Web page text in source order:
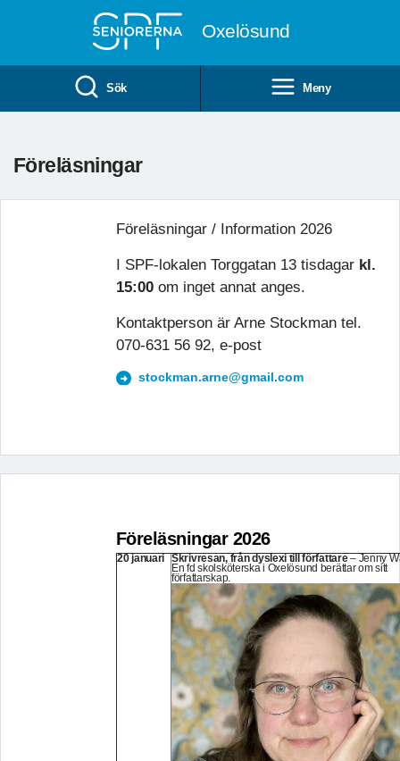
Oxelösund
Sök Meny
Föreläsningar
Föreläsningar / Information 2026
I SPF-lokalen Torggatan 13 tisdagar kl.
15:00 om inget annat anges.
Kontaktperson är Arne Stockman tel.
070-631 56 92, e-post
stockman.arne@gmail.com
Föreläsningar 2026
20 januari Skrivresan, från dyslexi till författare– Jenny
En fd skolsköterska i Oxelösund berättar om sitt
författarskap.